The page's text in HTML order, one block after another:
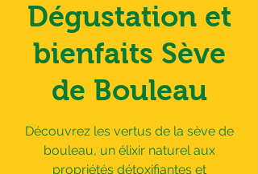
Dégustation et
bienfaits Sève
de Bouleau
Découvrez les vertus de la sève de
bouleau, un élixir naturel aux
propriétés détoxifiantes et